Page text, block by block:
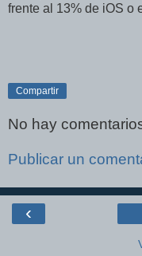
frente al 13% de iOS o
Compartir
No hay
Publicar un
‹